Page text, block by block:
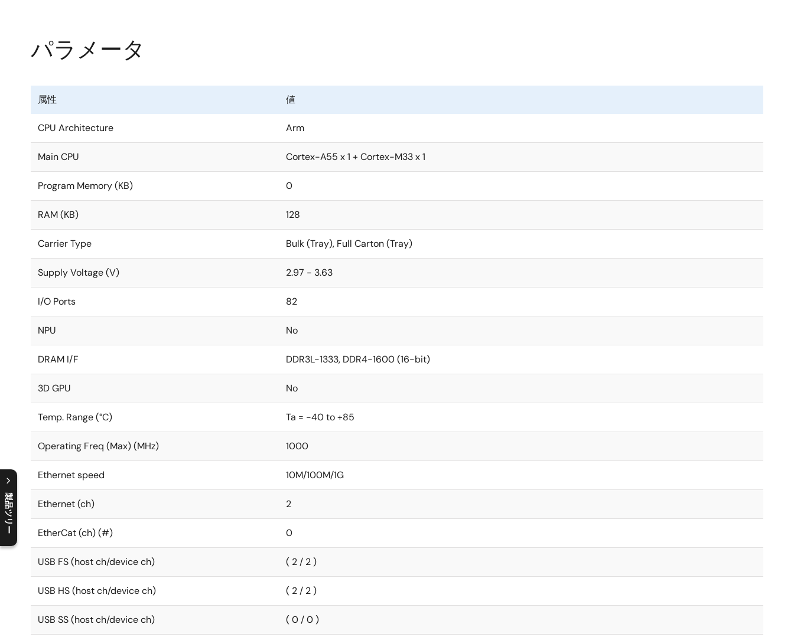
製品ツリー
C
l
o
s
e
p
r
o
d
u
c
t
t
r
e
e
m
e
n
O
p
e
n
p
r
o
d
u
c
t
t
r
e
e
m
e
n
パラメータ
属性 値
CPU Architecture Arm
Main CPU Cortex-A55 x 1 + Cortex-M33 x 1
Program Memory (KB) 0
RAM (KB) 128
Carrier Type Bulk (Tray), Full Carton (Tray)
Supply Voltage (V) 2.97 - 3.63
I/O Ports 82
NPU No
DRAM I/F DDR3L-1333, DDR4-1600 (16-bit)
3D GPU No
Temp. Range (°C) Ta = -40 to +85
Operating Freq (Max) (MHz) 1000
Ethernet speed 10M/100M/1G
Ethernet (ch) 2
EtherCat (ch) (#) 0
USB FS (host ch/device ch) ( 2 / 2 )
USB HS (host ch/device ch) ( 2 / 2 )
USB SS (host ch/device ch) ( 0 / 0 )